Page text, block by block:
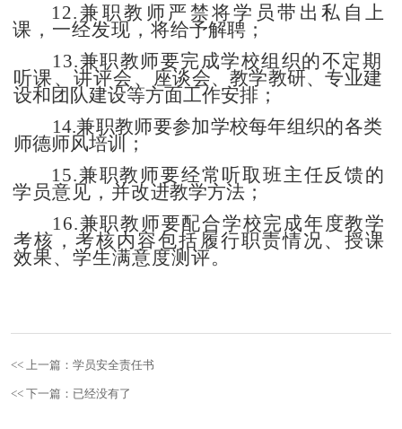
12.兼职教师严禁将学员带出私自上
课，一经发现，将给予解聘；
13.兼职教师要完成学校组织的不定期
听课、讲评会、 座谈会、教学教研、专业建
设和团队建设等方面工作安排；
14.兼职教师要参加学校每年组织的各类
师德师风培训；
15.兼职教师要经常听取班主任反馈的
学员意见，并改进教学方法；
16.兼职教师要配合学校完成年度教学
考核，考核内容包括履行职责情况、授课
效果、学生满意度测评。
<< 上一篇：学员安全责任书
<< 下一篇：已经没有了